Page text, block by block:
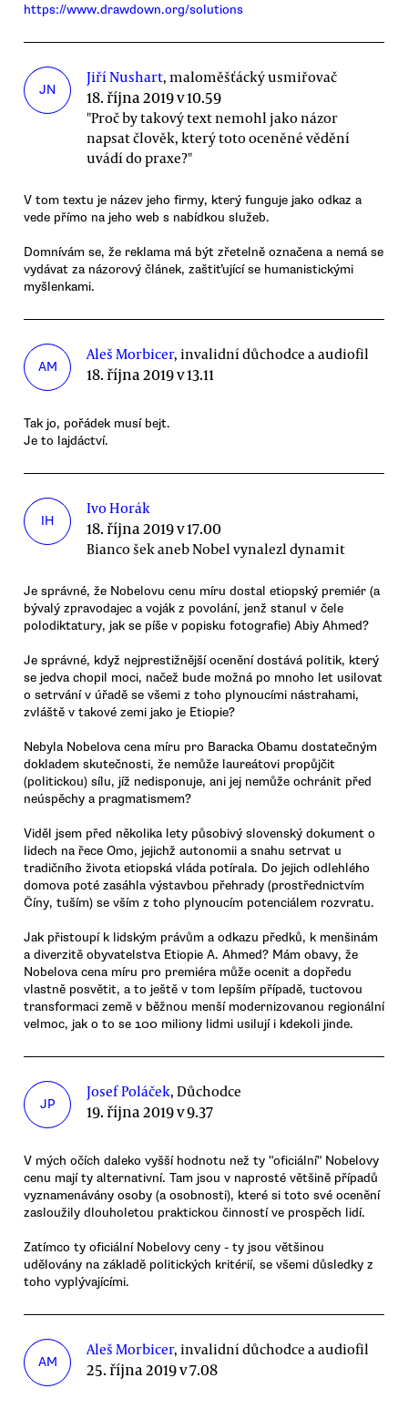
https://www.drawdown.org/solutions
JN
Jiří Nushart, maloměšťácký usmiřovač
18. října 2019 v 10.59
"Proč by takový text nemohl jako názor
napsat člověk, který toto oceněné vědění
uvádí do praxe?"
V tom textu je název jeho firmy, který funguje jako odkaz a
vede přímo na jeho web s nabídkou služeb.
Domnívám se, že reklama má být zřetelně označena a nemá se
vydávat za názorový článek, zaštiťující se humanistickými
myšlenkami.
AM
Aleš Morbicer, invalidní důchodce a audiofil
18. října 2019 v 13.11
Tak jo, pořádek musí bejt.
Je to lajdáctví.
IH
Ivo Horák
18. října 2019 v 17.00
Bianco šek aneb Nobel vynalezl dynamit
Je správné, že Nobelovu cenu míru dostal etiopský premiér (a
bývalý zpravodajec a voják z povolání, jenž stanul v čele
polodiktatury, jak se píše v popisku fotografie) Abiy Ahmed?
Je správné, když nejprestižnější ocenění dostává politik, který
se jedva chopil moci, načež bude možná po mnoho let usilovat
o setrvání v úřadě se všemi z toho plynoucími nástrahami,
zvláště v takové zemi jako je Etiopie?
Nebyla Nobelova cena míru pro Baracka Obamu dostatečným
dokladem skutečnosti, že nemůže laureátovi propůjčit
(politickou) sílu, jíž nedisponuje, ani jej nemůže ochránit před
neúspěchy a pragmatismem?
Viděl jsem před několika lety působivý slovenský dokument o
lidech na řece Omo, jejichž autonomii a snahu setrvat u
tradičního života etiopská vláda potírala. Do jejich odlehlého
domova poté zasáhla výstavbou přehrady (prostřednictvím
Číny, tuším) se vším z toho plynoucím potenciálem rozvratu.
Jak přistoupí k lidským právům a odkazu předků, k menšinám
a diverzitě obyvatelstva Etiopie A. Ahmed? Mám obavy, že
Nobelova cena míru pro premiéra může ocenit a dopředu
vlastně posvětit, a to ještě v tom lepším případě, tuctovou
transformaci země v běžnou menší modernizovanou regionální
velmoc, jak o to se 100 miliony lidmi usilují i kdekoli jinde.
JP
Josef Poláček, Důchodce
19. října 2019 v 9.37
V mých očích daleko vyšší hodnotu než ty "oficiální" Nobelovy
cenu mají ty alternativní. Tam jsou v naprosté většině případů
vyznamenávány osoby (a osobnosti), které si toto své ocenění
zasloužily dlouholetou praktickou činností ve prospěch lidí.
Zatímco ty oficiální Nobelovy ceny - ty jsou většinou
udělovány na základě politických kritérií, se všemi důsledky z
toho vyplývajícími.
AM
Aleš Morbicer, invalidní důchodce a audiofil
25. října 2019 v 7.08